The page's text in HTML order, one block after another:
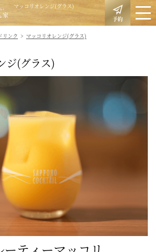
マッコリオレンジ(グラス)
予約
リンク マッコリオレンジ(グラス)
ジ(グラス)